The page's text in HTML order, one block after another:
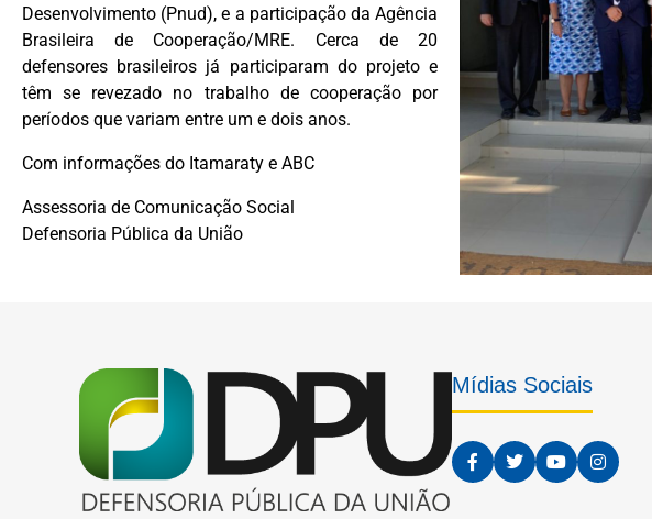
Desenvolvimento (Pnud), e a participação da Agência
Brasileira de Cooperação/MRE. Cerca de 20
defensores brasileiros já participaram do projeto e
têm se revezado no trabalho de cooperação por
períodos que variam entre um e dois anos.
Com informações do Itamaraty e ABC
Assessoria de Comunicação Social
Defensoria Pública da União
Mídias Sociais